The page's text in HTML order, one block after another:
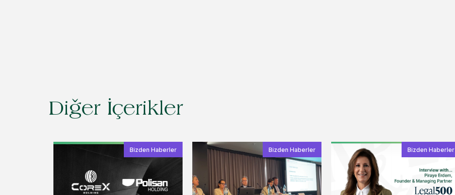
Diğer İçerikler
Bizden Haberler Bizden Haberler Bizden Haberler